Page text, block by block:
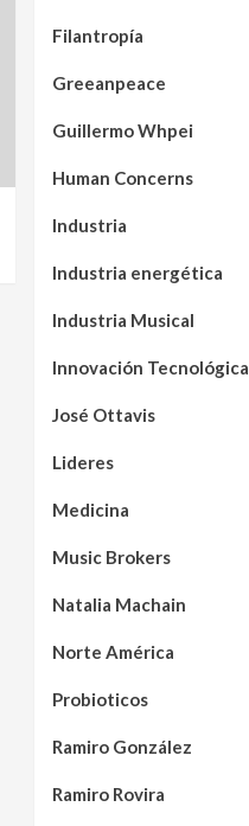
Filantropía
Greeanpeace
Guillermo Whpei
Human Concerns
Industria
Industria energética
Industria Musical
Innovación Tecnológica
José Ottavis
Lideres
Medicina
Music Brokers
Natalia Machain
Norte América
Probioticos
Ramiro González
Ramiro Rovira